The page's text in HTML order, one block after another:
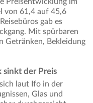
von 61,4 auf 45,6
gab es
Mit spürbaren
Getränken, Bekleidung
der Preis
laut Ifo in der
Glas und